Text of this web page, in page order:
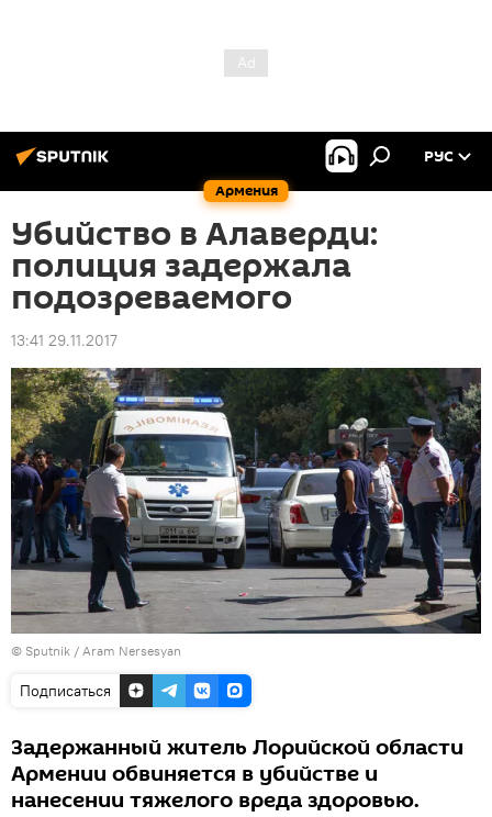
Армения
РУС
Убийство в Алаверди:
полиция задержала
подозреваемого
13:41 29.11.2017
© Sputnik / Aram Nersesyan
Подписаться
Задержанный житель Лорийской области
Армении обвиняется в убийстве и
нанесении тяжелого вреда здоровью.